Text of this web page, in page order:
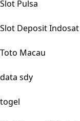
Slot Pulsa
Slot Deposit Indosat
Toto Macau
data sdy
togel